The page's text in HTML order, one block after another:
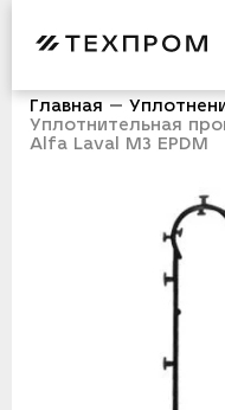
Главная
Уплотнительная
Alfa Laval M3 EPDM